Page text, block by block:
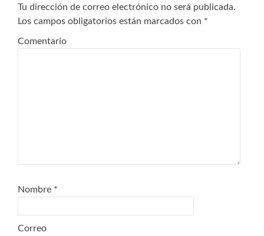
Tu dirección de correo electrónico no será publicada.
Los campos obligatorios están marcados con *
Comentario
Nombre *
Correo